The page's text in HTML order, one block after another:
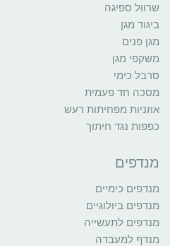
שרוול ספיגה
ביגוד מגן
מגן פנים
משקפי מגן
סרבל כימי
מסכה חד פעמית
אוזניות מפחיתות רעש
כפפות נגד חיתוך
מנדפים
מנדפים כימיים
מנדפים ביולוגיים
מנדפים לתעשייה
מנדף למעבדה